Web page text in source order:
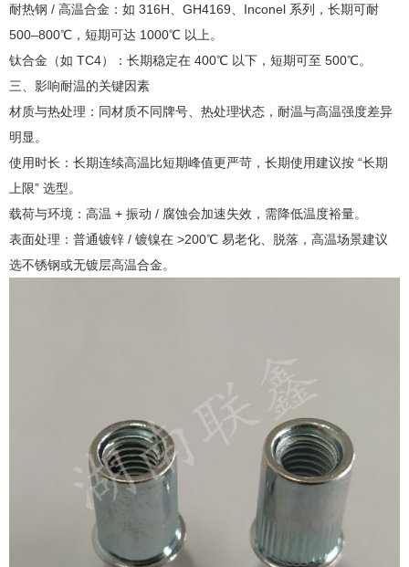
耐热钢 / 高温合金：如 316H、GH4169、Inconel 系列，长期可耐
500–800℃，短期可达 1000℃ 以上。
钛合金（如 TC4）：长期稳定在 400℃ 以下，短期可至 500℃。
三、影响耐温的关键因素
材质与热处理：同材质不同牌号、热处理状态，耐温与高温强度差异
明显。
使用时长：长期连续高温比短期峰值更严苛，长期使用建议按 “长期
上限” 选型。
载荷与环境：高温 + 振动 / 腐蚀会加速失效，需降低温度裕量。
表面处理：普通镀锌 / 镀镍在 >200℃ 易老化、脱落，高温场景建议
选不锈钢或无镀层高温合金。